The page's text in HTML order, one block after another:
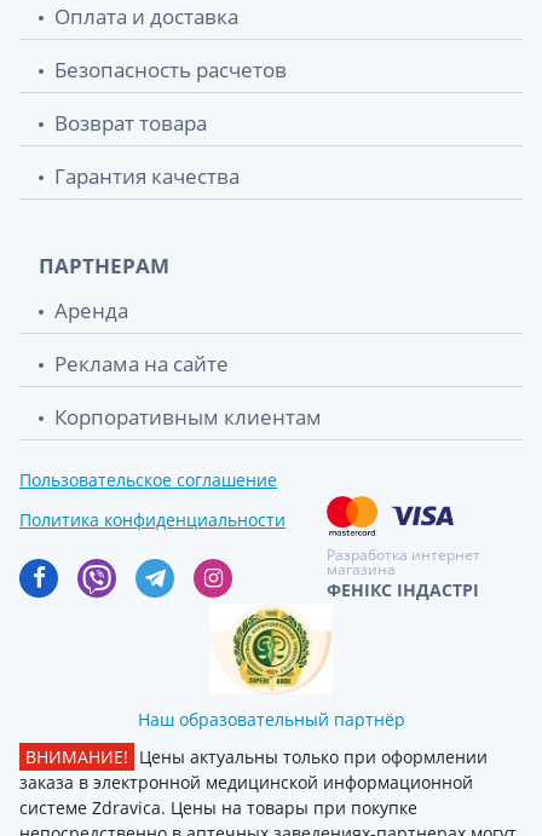
Оплата и доставка
Безопасность расчетов
Возврат товара
Гарантия качества
ПАРТНЕРАМ
Аренда
Реклама на сайте
Корпоративным клиентам
Пользовательское соглашение
Политика конфиденциальности
Разработка интернет
магазина
ФЕНІКС ІНДАСТРІ
Наш образовательный партнёр
ВНИМАНИЕ! Цены актуальны только при оформлении
заказа в электронной медицинской информационной
системе Zdravica. Цены на товары при покупке